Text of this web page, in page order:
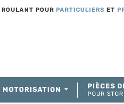
POUR PARTICULIERS ET
MOTORISATION PIÈCES
POUR